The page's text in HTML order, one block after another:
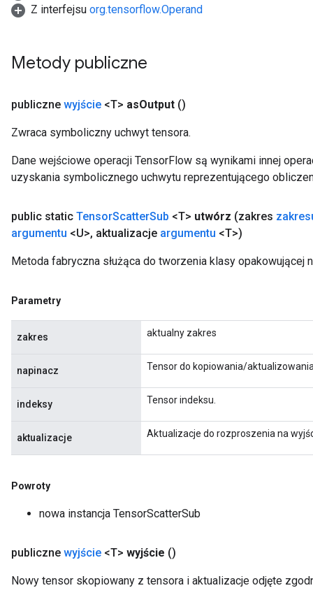
Z interfejsu org.tensorflow.Operand
Metody publiczne
publiczne wyjście <T> asOutput ()
Zwraca symboliczny uchwyt tensora.
Dane wejściowe operacji TensorFlow są wynikami innej
uzyskania symbolicznego uchwytu reprezentującego
public static TensorScatterSub <T> utwórz (zakres
argumentu <U>, aktualizacje argumentu <T>)
Metoda fabryczna służąca do tworzenia klasy opakowującej
Parametry
zakres aktualny zakres
napinacz Tensor do kopiowania/
indeksy Tensor indeksu.
aktualizacje Aktualizacje do rozproszenia na
Powroty
nowa instancja TensorScatterSub
publiczne wyjście <T> wyjście ()
Nowy tensor skopiowany z tensora i aktualizacje odjęte